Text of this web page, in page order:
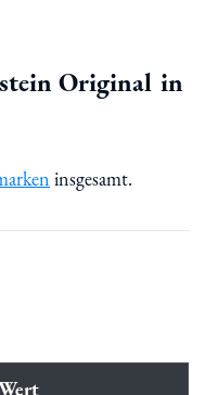
Original in
insgesamt.